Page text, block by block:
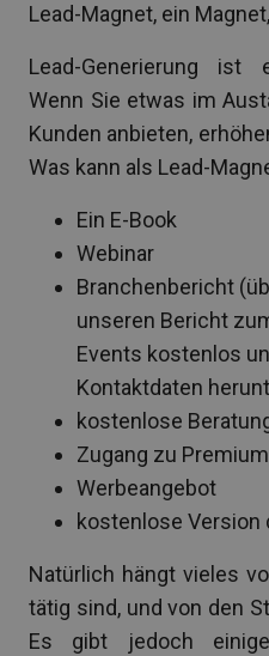
Lead-Magnet, ein
Lead-Generierung ist
Wenn Sie etwas im
Kunden anbieten,
Was kann als Lead-
Ein E-Book
Webinar
Branchenbericht
unseren Bericht
Events kostenlos
Kontaktdaten
kostenlose
Zugang zu
Werbeangebot
kostenlose Version
Natürlich hängt vieles
tätig sind, und von den
Es gibt jedoch